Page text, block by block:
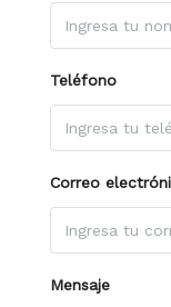
Teléfono
Correo
Mensaje